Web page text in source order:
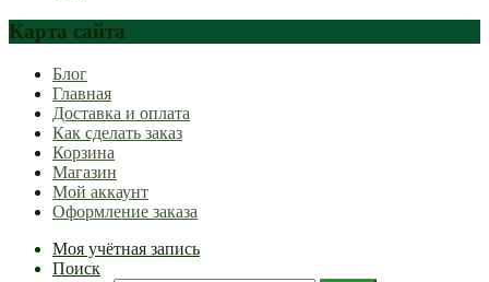
Карта сайта
Блог
Главная
Доставка и оплата
Как сделать заказ
Корзина
Магазин
Мой аккаунт
Оформление заказа
Моя учётная запись
Поиск